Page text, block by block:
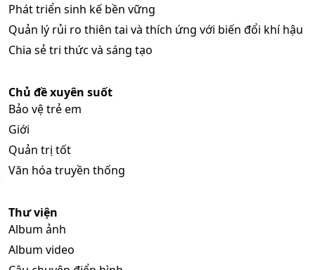
Phát triển sinh kế bền vững
Quản lý rủi ro thiên tai và thích ứng với biến đổi khí hậu
Chia sẻ tri thức và sáng tạo
Chủ đề xuyên suốt
Bảo vệ trẻ em
Giới
Quản trị tốt
Văn hóa truyền thống
Thư viện
Album ảnh
Album video